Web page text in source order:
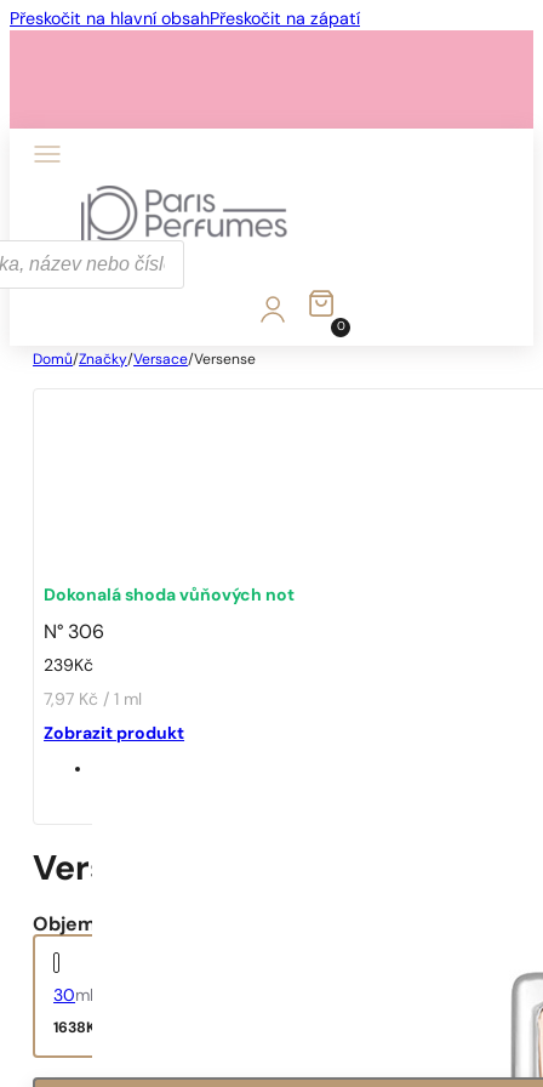
Přeskočit na hlavní obsahPřeskočit na zápatí
0
Domů/Značky/Versace/Versense
Dokonalá shoda vůňových not
N° 306
239 Kč
7,97 Kč / 1 ml
Zobrazit produkt
Versense
Objem:
30ml
1638 Kč